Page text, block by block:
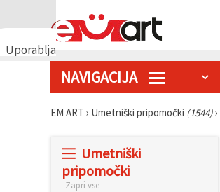
Uporabljamo
Uporabljamo
NAVIGACIJA
EM ART › Umetniški pripomočki (1544)›
Umetniški
pripomočki
Zapri vse